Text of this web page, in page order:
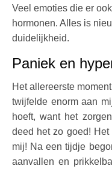
Veel emoties die er
hormonen. Alles is
duidelijkheid.
Paniek en
Het allereerste
twijfelde enorm aan
hoeft, want het
deed het zo goed!
mij! Na een tijdje
aanvallen en